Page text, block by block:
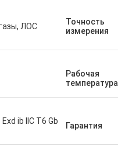
ЛОС
Точность
измерения
Рабочая
температура
ib IIC T6 Gb
Гарантия